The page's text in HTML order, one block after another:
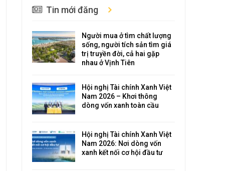
Tin mới đăng
Người mua ở tìm chất lượng
sống, người tích sản tìm giá
trị truyền đời, cả hai gặp
nhau ở Vịnh Tiên
Hội nghị Tài chính Xanh Việt
Nam 2026 – Khơi thông
dòng vốn xanh toàn cầu
Hội nghị Tài chính Xanh Việt
Nam 2026: Nơi dòng vốn
xanh kết nối cơ hội đầu tư